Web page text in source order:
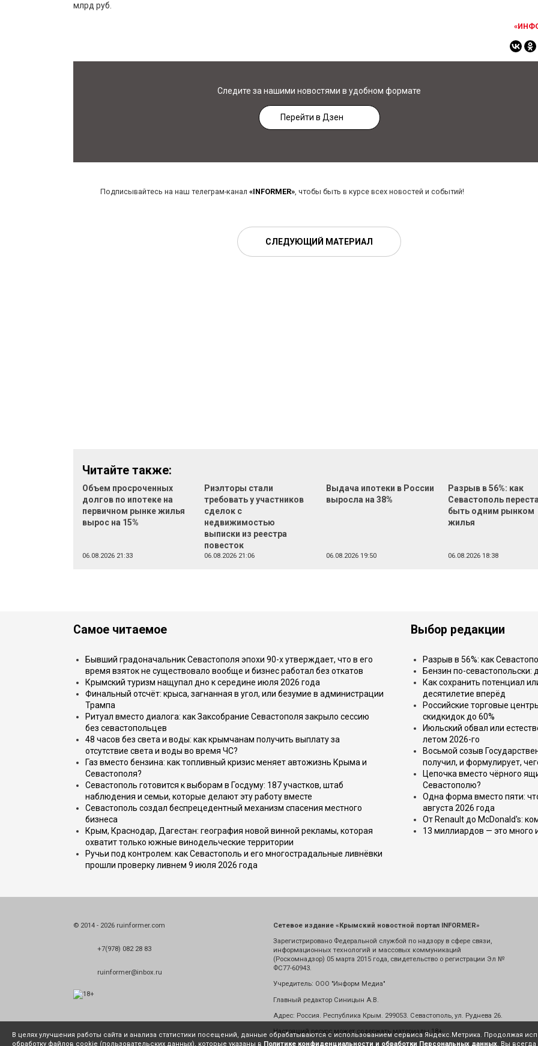
млрд руб.
Следите за нашими новостями в удобном формате
Перейти в Дзен
Подписывайтесь на наш телеграм-канал «INFORMER», чтобы быть в курсе всех новостей и событий!
СЛЕДУЮЩИЙ МАТЕРИАЛ
Читайте также:
Объем просроченных
долгов по ипотеке на
первичном рынке жилья
вырос на 15%
06.08.2026 21:33
Риэлторы стали
требовать у участников
сделок с
недвижимостью
выписки из реестра
повесток
06.08.2026 21:06
Выдача ипотеки в России
выросла на 38%
06.08.2026 19:50
Разрыв в 56%: как
Севастополь
быть одним рынком
жилья
06.08.2026 18:38
Самое читаемое
Бывший градоначальник Севастополя эпохи 90-х утверждает, что в его
время взяток не существовало вообще и бизнес работал без откатов
Крымский туризм нащупал дно к середине июля 2026 года
Финальный отсчёт: крыса, загнанная в угол, или безумие в администрации
Трампа
Ритуал вместо диалога: как Заксобрание Севастополя закрыло сессию
без севастопольцев
48 часов без света и воды: как крымчанам получить выплату за
отсутствие света и воды во время ЧС?
Газ вместо бензина: как топливный кризис меняет автожизнь Крыма и
Севастополя?
Севастополь готовится к выборам в Госдуму: 187 участков, штаб
наблюдения и семьи, которые делают эту работу вместе
Севастополь создал беспрецедентный механизм спасения местного
бизнеса
Крым, Краснодар, Дагестан: география новой винной рекламы, которая
охватит только южные винодельческие территории
Ручьи под контролем: как Севастополь и его многострадальные ливнёвки
прошли проверку ливнем 9 июля 2026 года
Выбор редакции
Разрыв в 56%: как
Бензин по-
Как сохранить потенциал
десятилетие вперёд
Российские торговые
скидкидок до 60%
Июльский обвал или
летом 2026-го
Восьмой созыв
получил, и формулирует,
Цепочка вместо чёрного
Севастополю?
Одна форма вместо пяти:
августа 2026 года
От Renault до McDonald's:
13 миллиардов — это много
© 2014 - 2026 ruinformer.com
+7(978) 082 28 83
ruinformer@inbox.ru
Сетевое издание «Крымский новостной портал INFORMER»
Зарегистрировано Федеральной службой по надзору в сфере связи,
информационных технологий и массовых коммуникаций
(Роскомнадзор) 05 марта 2015 года, свидетельство о регистрации Эл №
ФС77-60943.
Учредитель: ООО "Информ Медиа"
Главный редактор Синицын А.В.
Адрес: Россия. Республика Крым. 299053. Севастополь, ул. Руднева 26.
Настоящий ресурс может содержать материалы 18+
В целях улучшения работы сайта и анализа статистики посещений, данные обрабатываются с использованием сервиса Яндекс.Метрика. Продолжая
обработку файлов cookie (пользовательских данных), которые указаны в Политике конфиденциальности и обработки Персональных данных. Вы